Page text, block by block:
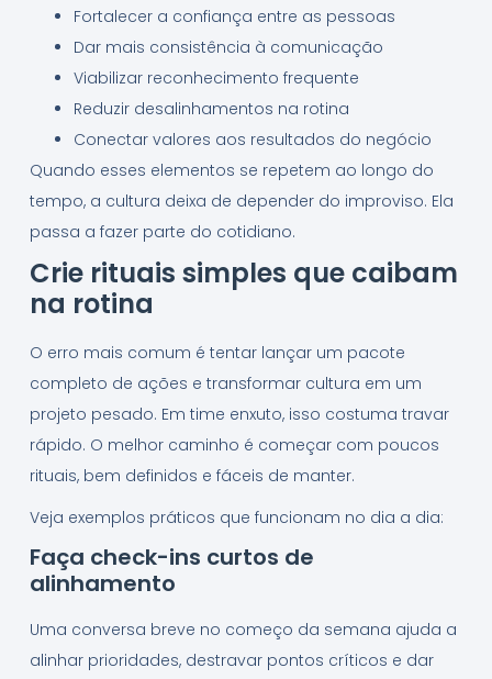
Fortalecer a confiança entre as pessoas
Dar mais consistência à comunicação
Viabilizar reconhecimento frequente
Reduzir desalinhamentos na rotina
Conectar valores aos resultados do negócio
Quando esses elementos se repetem ao longo do
tempo, a cultura deixa de depender do improviso. Ela
passa a fazer parte do cotidiano.
Crie rituais simples que caibam
na rotina
O erro mais comum é tentar lançar um pacote
completo de ações e transformar cultura em um
projeto pesado. Em time enxuto, isso costuma travar
rápido. O melhor caminho é começar com poucos
rituais, bem definidos e fáceis de manter.
Veja exemplos práticos que funcionam no dia a dia:
Faça check-ins curtos de
alinhamento
Uma conversa breve no começo da semana ajuda a
alinhar prioridades, destravar pontos críticos e dar